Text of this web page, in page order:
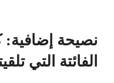
نصيحة إضافية:
الفائتة التي